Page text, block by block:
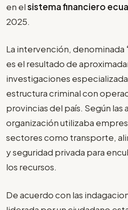
en elsistema financiero
2025.
La intervención, denominada
es el resultado de
investigaciones
estructura criminal con
provincias del país. Según las
organización utilizaba
sectores como transporte,
y seguridad privada para
los recursos.
De acuerdo con las